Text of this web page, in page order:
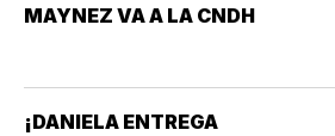
MAYNEZ VA A LA CNDH
¡DANIELA ENTREGA